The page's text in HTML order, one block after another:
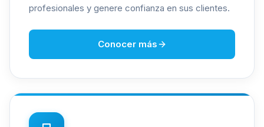
profesionales y genere confianza en sus clientes.
Conocer más